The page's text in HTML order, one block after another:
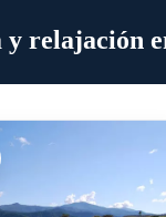
y relajación